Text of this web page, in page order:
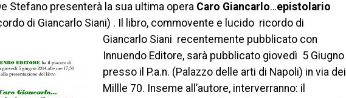
Stefano presenterà la sua ultima opera Caro Giancarlo…epistolario
di Giancarlo Siani) . Il libro, commovente e lucido ricordo di
Giancarlo Siani recentemente pubblicato con
Innuendo Editore, sarà pubblicato giovedì 5 Giugno
presso il P.a.n. (Palazzo delle arti di Napoli) in via dei
Millle 70. Inseme all’autore, interverranno: il